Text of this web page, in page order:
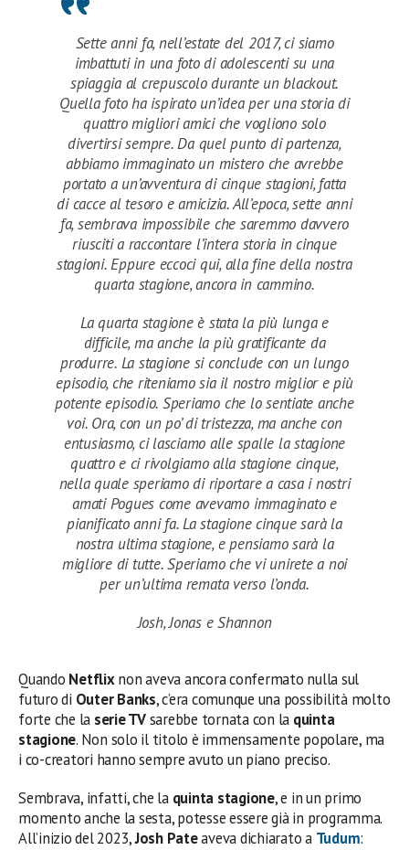
Sette anni fa, nell’estate del 2017, ci siamo
imbattuti in una foto di adolescenti su una
spiaggia al crepuscolo durante un blackout.
Quella foto ha ispirato un’idea per una storia di
quattro migliori amici che vogliono solo
divertirsi sempre. Da quel punto di partenza,
abbiamo immaginato un mistero che avrebbe
portato a un’avventura di cinque stagioni, fatta
di cacce al tesoro e amicizia. All’epoca, sette anni
fa, sembrava impossibile che saremmo davvero
riusciti a raccontare l’intera storia in cinque
stagioni. Eppure eccoci qui, alla fine della nostra
quarta stagione, ancora in cammino.
La quarta stagione è stata la più lunga e
difficile, ma anche la più gratificante da
produrre. La stagione si conclude con un lungo
episodio, che riteniamo sia il nostro miglior e più
potente episodio. Speriamo che lo sentiate anche
voi. Ora, con un po’ di tristezza, ma anche con
entusiasmo, ci lasciamo alle spalle la stagione
quattro e ci rivolgiamo alla stagione cinque,
nella quale speriamo di riportare a casa i nostri
amati Pogues come avevamo immaginato e
pianificato anni fa. La stagione cinque sarà la
nostra ultima stagione, e pensiamo sarà la
migliore di tutte. Speriamo che vi unirete a noi
per un’ultima remata verso l’onda.
Josh, Jonas e Shannon
Quando Netflixnon aveva ancora confermato nulla sul
futuro di Outer Banks, c’era comunque una possibilità molto
forte che la serie TVsarebbe tornata con la quinta
stagione. Non solo il titolo è immensamente popolare, ma
i co-creatori hanno sempre avuto un piano preciso.
Sembrava, infatti, che la quinta stagione, e in un primo
momento anche la sesta, potesse essere già in programma.
All’inizio del 2023,Josh Pateaveva dichiarato a Tudum: